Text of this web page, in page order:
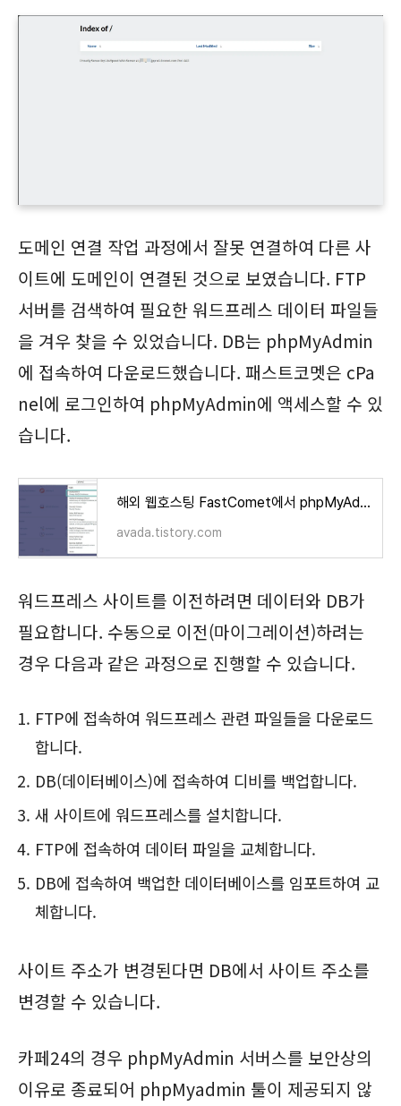
도메인 연결 작업 과정에서 잘못 연결하여 다른 사
이트에 도메인이 연결된 것으로 보였습니다. FTP
서버를 검색하여 필요한 워드프레스 데이터 파일들
을 겨우 찾을 수 있었습니다. DB는 phpMyAdmin
에 접속하여 다운로드했습니다. 패스트코멧은 cPa
nel에 로그인하여 phpMyAdmin에 액세스할 수 있
습니다.
해외 웹호스팅 FastComet에서 phpMyAdmin에 접속하는 방법
avada.tistory.com
워드프레스 사이트를 이전하려면 데이터와 DB가
필요합니다. 수동으로 이전(마이그레이션)하려는
경우 다음과 같은 과정으로 진행할 수 있습니다.
FTP에 접속하여 워드프레스 관련 파일들을 다운로드
합니다.
DB(데이터베이스)에 접속하여 디비를 백업합니다.
새 사이트에 워드프레스를 설치합니다.
FTP에 접속하여 데이터 파일을 교체합니다.
DB에 접속하여 백업한 데이터베이스를 임포트하여 교
체합니다.
사이트 주소가 변경된다면 DB에서 사이트 주소를
변경할 수 있습니다.
카페24의 경우 phpMyAdmin 서버스를 보안상의
이유로 종료되어 phpMyadmin 툴이 제공되지 않